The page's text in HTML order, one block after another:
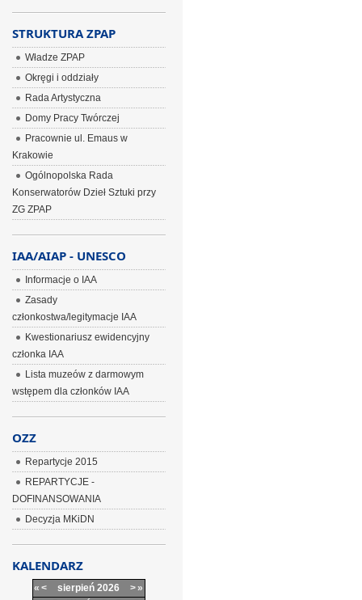
STRUKTURA ZPAP
Władze ZPAP
Okręgi i oddziały
Rada Artystyczna
Domy Pracy Twórczej
Pracownie ul. Emaus w
Krakowie
Ogólnopolska Rada
Konserwatorów Dzieł Sztuki przy
ZG ZPAP
IAA/AIAP - UNESCO
Informacje o IAA
Zasady
członkostwa/legitymacje IAA
Kwestionariusz ewidencyjny
członka IAA
Lista muzeów z darmowym
wstępem dla członków IAA
OZZ
Repartycje 2015
REPARTYCJE -
DOFINANSOWANIA
Decyzja MKiDN
KALENDARZ
« < sierpień 2026 >»